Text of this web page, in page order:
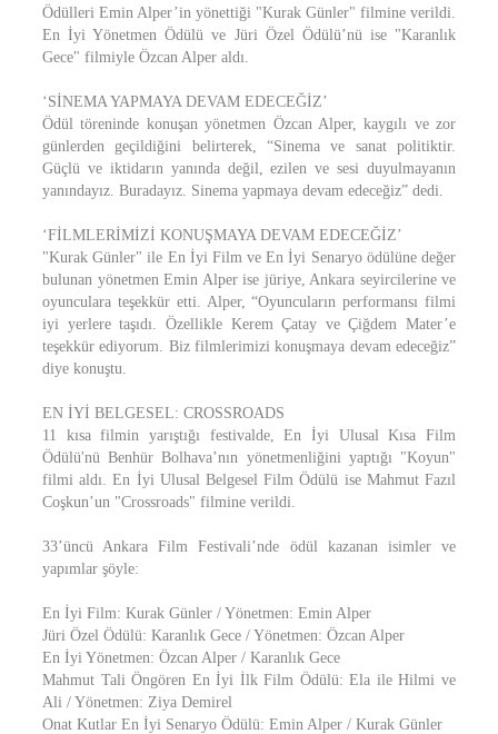
Ödülleri Emin Alper’in yönettiği "Kurak Günler" filmine verildi.
En İyi Yönetmen Ödülü ve Jüri Özel Ödülü’nü ise "Karanlık
Gece" filmiyle Özcan Alper aldı.
‘SİNEMA YAPMAYA DEVAM EDECEĞİZ’
Ödül töreninde konuşan yönetmen Özcan Alper, kaygılı ve zor
günlerden geçildiğini belirterek, “Sinema ve sanat politiktir.
Güçlü ve iktidarın yanında değil, ezilen ve sesi duyulmayanın
yanındayız. Buradayız. Sinema yapmaya devam edeceğiz” dedi.
‘FİLMLERİMİZİ KONUŞMAYA DEVAM EDECEĞİZ’
"Kurak Günler" ile En İyi Film ve En İyi Senaryo ödülüne değer
bulunan yönetmen Emin Alper ise jüriye, Ankara seyircilerine ve
oyunculara teşekkür etti. Alper, “Oyuncuların performansı filmi
iyi yerlere taşıdı. Özellikle Kerem Çatay ve Çiğdem Mater’e
teşekkür ediyorum. Biz filmlerimizi konuşmaya devam edeceğiz”
diye konuştu.
EN İYİ BELGESEL: CROSSROADS
11 kısa filmin yarıştığı festivalde, En İyi Ulusal Kısa Film
Ödülü'nü Benhür Bolhava’nın yönetmenliğini yaptığı "Koyun"
filmi aldı. En İyi Ulusal Belgesel Film Ödülü ise Mahmut Fazıl
Coşkun’un "Crossroads" filmine verildi.
33’üncü Ankara Film Festivali’nde ödül kazanan isimler ve
yapımlar şöyle:
En İyi Film: Kurak Günler / Yönetmen: Emin Alper
Jüri Özel Ödülü: Karanlık Gece / Yönetmen: Özcan Alper
En İyi Yönetmen: Özcan Alper / Karanlık Gece
Mahmut Tali Öngören En İyi İlk Film Ödülü: Ela ile Hilmi ve
Ali / Yönetmen: Ziya Demirel
Onat Kutlar En İyi Senaryo Ödülü: Emin Alper / Kurak Günler